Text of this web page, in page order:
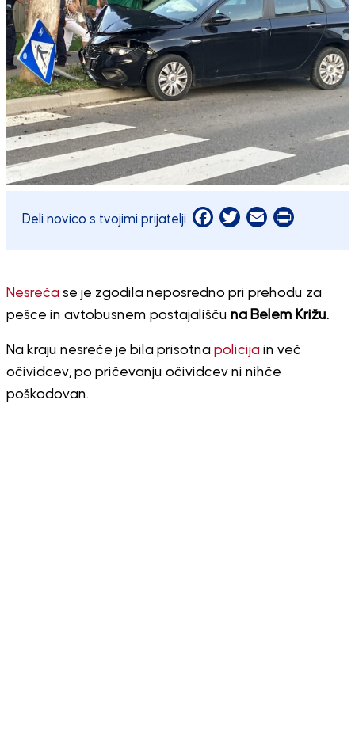
Deli novico s tvojimi prijatelji Facebook
Twitter
EmailPrint
Nesrečase je zgodila neposredno pri prehodu za
pešce in avtobusnem postajališču na Belem Križu.
Na kraju nesreče je bila prisotna policijain več
očividcev, po pričevanju očividcev ni nihče
poškodovan.